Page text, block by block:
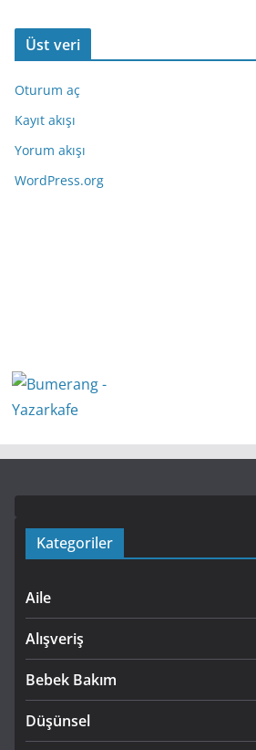
Üst veri
Oturum aç
Kayıt akışı
Yorum akışı
WordPress.org
Kategoriler
Aile
Alışveriş
Bebek Bakım
Düşünsel